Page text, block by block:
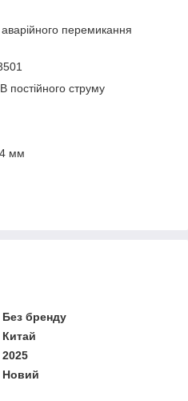
перемикання
постійного струму
мм
Без бренду
Китай
2025
Новий